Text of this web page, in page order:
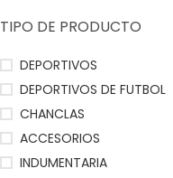
TIPO DE PRODUCTO
DEPORTIVOS
DEPORTIVOS DE FUTBOL
CHANCLAS
ACCESORIOS
INDUMENTARIA